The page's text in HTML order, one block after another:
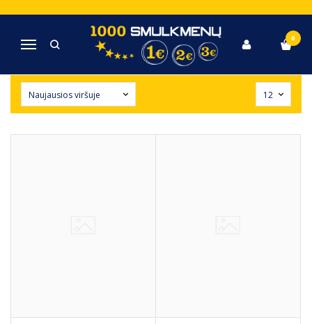
Navigacija
0
LAIKRODŽIAI
Pagrindinis Laikrodžiai